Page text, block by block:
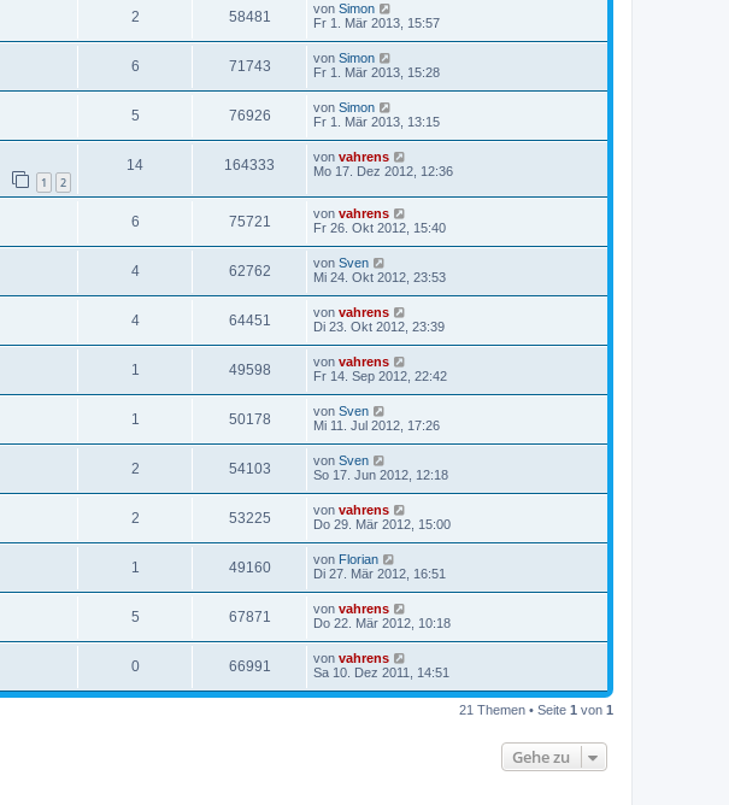
2 58481 von Simon
Fr 1. Mär 2013, 15:57
6 71743 von Simon
Fr 1. Mär 2013, 15:28
5 76926 von Simon
Fr 1. Mär 2013, 13:15
1 2
14 164333 von vahrens
Mo 17. Dez 2012, 12:36
6 75721 von vahrens
Fr 26. Okt 2012, 15:40
4 62762 von Sven
Mi 24. Okt 2012, 23:53
4 64451 von vahrens
Di 23. Okt 2012, 23:39
1 49598 von vahrens
Fr 14. Sep 2012, 22:42
1 50178 von Sven
Mi 11. Jul 2012, 17:26
2 54103 von Sven
So 17. Jun 2012, 12:18
2 53225 von vahrens
Do 29. Mär 2012, 15:00
1 49160 von Florian
Di 27. Mär 2012, 16:51
5 67871 von vahrens
Do 22. Mär 2012, 10:18
0 66991 von vahrens
Sa 10. Dez 2011, 14:51
21 Themen • Seite 1 von 1
Gehe zu